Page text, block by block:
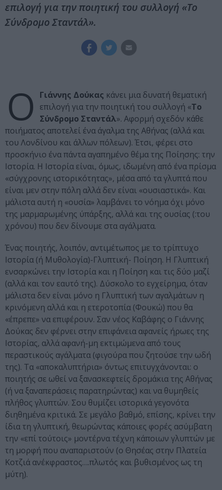
επιλογή για την ποιητική του συλλογή «Το
Σύνδρομο Σταντάλ».
Ο Γιάννης Δούκας κάνει μια δυνατή θεματική
επιλογή για την ποιητική του συλλογή «Το
Σύνδρομο Σταντάλ». Αφορμή σχεδόν κάθε
ποιήματος αποτελεί ένα άγαλμα της Αθήνας (αλλά και
του Λονδίνου και άλλων πόλεων). Έτσι, φέρει στο
προσκήνιο ένα πάντα αγαπημένο θέμα της Ποίησης: την
Ιστορία. Η Ιστορία είναι, όμως, ιδωμένη από ένα πρίσμα
«σύγχρονης ιστορικότητας», μέσα από τα γλυπτά που
είναι μεν στην πόλη αλλά δεν είναι «ουσιαστικά». Και
μάλιστα αυτή η «ουσία» λαμβάνει το νόημα όχι μόνο
της μαρμαρωμένης ύπάρξης, αλλά και της ουσίας (:του
χρόνου) που δεν δίνουμε στα αγάλματα.
Ένας ποιητής, λοιπόν, αντιμέτωπος με το τρίπτυχο
Ιστορία (ή Μυθολογία)-Γλυπτική- Ποίηση. Η Γλυπτική
ενσαρκώνει την Ιστορία και η Ποίηση και τις δύο μαζί
(αλλά και τον εαυτό της). Δύσκολο το εγχείρημα, όταν
μάλιστα δεν είναι μόνο η Γλυπτική των αγαλμάτων η
κρινόμενη αλλά και η ετεροτοπία (Φουκώ) που θα
«έπρεπε» να επιφέρουν. Σαν νέος Καβάφης ο Γιάννης
Δούκας δεν φέρνει στην επιφάνεια αφανείς ήρωες της
Ιστορίας, αλλά αφανή-μη εκτιμώμενα από τους
περαστικούς αγάλματα (φιγούρα που ζητούσε την ωδή
της). Τα «αποκαλυπτήρια» όντως επιτυγχάνονται: ο
ποιητής σε ωθεί να ξανασκεφτείς δρομάκια της Αθήνας
(ή να ξαναπεράσεις παρατηρώντας) και να θυμηθείς
πλήθος γλυπτών. Σου θυμίζει ιστορικά γεγονότα
διηθημένα κριτικά. Σε μεγάλο βαθμό, επίσης, κρίνει την
ίδια τη γλυπτική, θεωρώντας κάποιες φορές ασύμβατη
την «επί τούτοις» μοντέρνα τέχνη κάποιων γλυπτών με
τη μορφή που αναπαριστούν (ο Θησέας στην Πλατεία
Κοτζιά ανέκφραστος….πλωτός και βυθισμένος ως τη
μύτη).